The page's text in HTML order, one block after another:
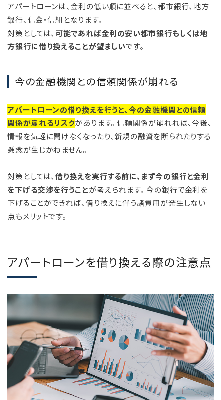
アパートローンは、金利の低い順に並べると、都市銀行、地方
銀行、信金・信組となります。
対策としては、 可能であれば金利の安い都市銀行もしくは地
方銀行に借り換えることが望ましいです。
今の金融機関との信頼関係が崩れる
アパートローンの借り換えを行うと、今の金融機関との信頼
関係が崩れるリスクがあります。 信頼関係が崩れれば、今後、
情報を気軽に聞けなくなったり、新規の融資を断られたりする
懸念が生じかねません。
対策としては、借り換えを実行する前に、まず今の銀行と金利
を下げる交渉を行うことが考えられます。 今の銀行で金利を
下げることができれば、借り換えに伴う諸費用が発生しない
点もメリットです。
アパートローンを借り換える際の注意点